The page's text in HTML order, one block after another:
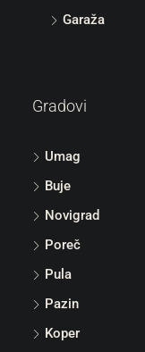
Garaža
Gradovi
Umag
Buje
Novigrad
Poreč
Pula
Pazin
Koper